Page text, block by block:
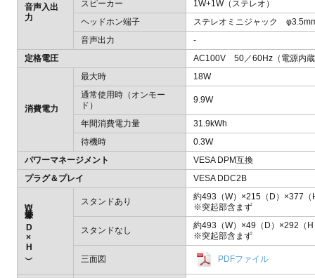
音声入出
力
スピーカー
1W+1W（ステレオ）
ヘッドホン端子
ステレオミニジャック
音声出力
-
定格電圧
AC100V 50／60Hz（電源内
消費電力
最大時
18W
通常使用時（オンモー
ド）
9.9W
年間消費電力量
31.9kWh
待機時
0.3W
パワーマネージメント
VESA DPM互換
プラグ＆プレイ
VESA DDC2B
外形寸法（W×D×H）
スタンドあり
約493（W）×215（D）×377（
※突起部含まず
スタンドなし
約493（W）×49（D）×292（
※突起部含まず
三面図 PDFファイル